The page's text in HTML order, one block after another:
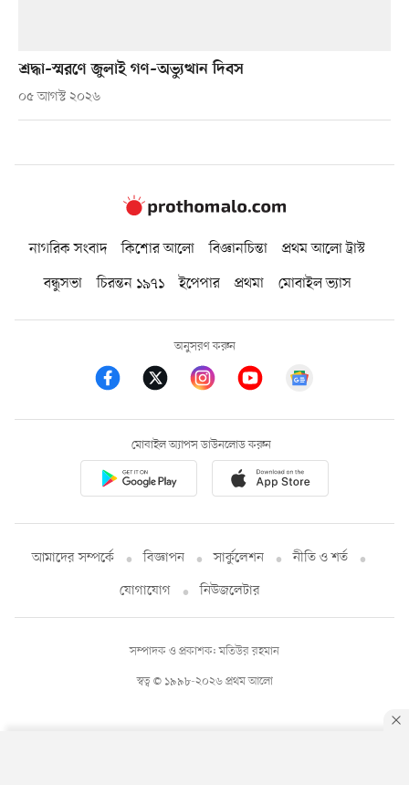
শ্রদ্ধা–স্মরণে জুলাই গণ–অভ্যুত্থান দিবস
০৫ আগস্ট ২০২৬
নাগরিক সংবাদ কিশোর আলো বিজ্ঞানচিন্তা
প্রথম আলো ট্রাস্ট
বন্ধুসভা
চিরন্তন ১৯৭১ ইপেপার প্রথমা মোবাইল ভ্যাস
অনুসরণ করুন
মোবাইল অ্যাপস ডাউনলোড করুন
আমাদের সম্পর্কে বিজ্ঞাপন সার্কুলেশন
নীতি ও শর্ত
যোগাযোগ
নিউজলেটার
স্বত্ব © ১৯৯৮-২০২৬ প্রথম আলো
সম্পাদক ও প্রকাশক: মতিউর রহমান